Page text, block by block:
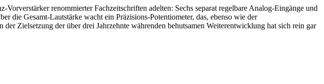
renommierter Fachzeitschriften adelten: Sechs separat regelbare Analog-Eingänge und
die Gesamt-Lautstärke wacht ein Präzisions-Potentiometer, das, ebenso wie der
Zielsetzung der über drei Jahrzehnte währenden behutsamen Weiterentwicklung hat sich rein gar